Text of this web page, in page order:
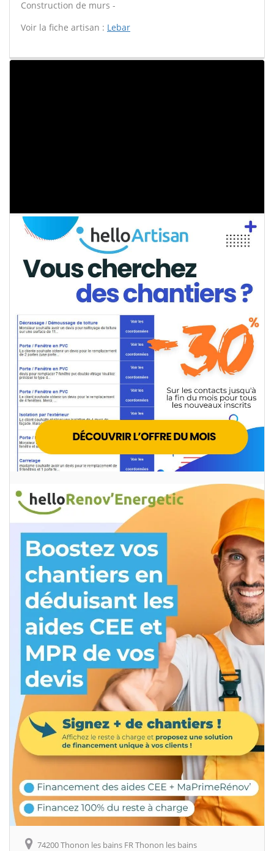
Construction de murs -
Voir la fiche artisan : Lebar
74200 Thonon les bains FR Thonon les bains